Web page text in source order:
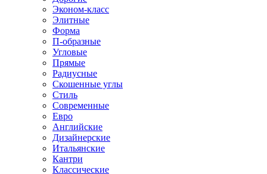
Эконом-класс
Элитные
Форма
П-образные
Угловые
Прямые
Радиусные
Скошенные углы
Стиль
Современные
Евро
Английские
Дизайнерские
Итальянские
Кантри
Классические